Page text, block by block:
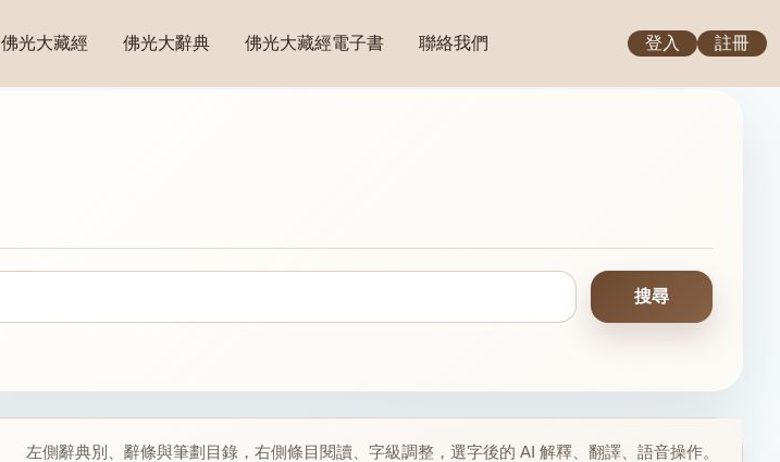
佛光大藏經 佛光大辭典 佛光大藏經電子書 聯絡我們 登入 註冊
左側辭典別、辭條與筆劃目錄，右側條目閱讀、字級調整，選字後的 AI 解釋、翻譯、語音操作。